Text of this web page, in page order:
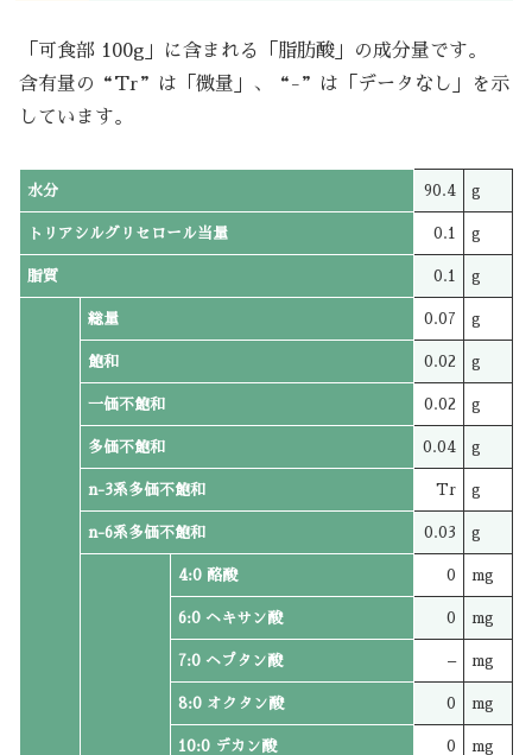
「可食部 100g」に含まれる「脂肪酸」の成分量です。
含有量の“Tr”は「微量」、“-”は「データなし」を示
しています。
水分 90.4 g
トリアシルグリセロール当量 0.1 g
脂質 0.1 g
総量 0.07 g
飽和 0.02 g
一価不飽和 0.02 g
多価不飽和 0.04 g
n-3系多価不飽和 Tr g
n-6系多価不飽和 0.03 g
4:0 酪酸 0 mg
6:0 ヘキサン酸 0 mg
7:0 ヘプタン酸 – mg
8:0 オクタン酸 0 mg
10:0 デカン酸 0 mg